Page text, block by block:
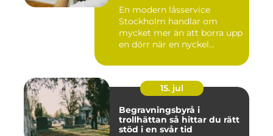
En modern låsservice
Stockholm handlar om
mycket mer än att borra upp
en dörr när en nyckel
15. jul
Begravningsbyrå i
trollhättan så hittar du rätt
stöd i en svår tid